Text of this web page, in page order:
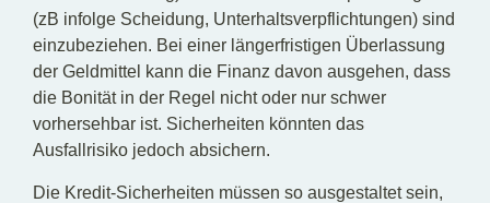
(zB infolge Scheidung, Unterhaltsverpflichtungen) sind
einzubeziehen. Bei einer längerfristigen Überlassung
der Geldmittel kann die Finanz davon ausgehen, dass
die Bonität in der Regel nicht oder nur schwer
vorhersehbar ist. Sicherheiten könnten das
Ausfallrisiko jedoch absichern.
Die Kredit-Sicherheiten müssen so ausgestaltet sein,